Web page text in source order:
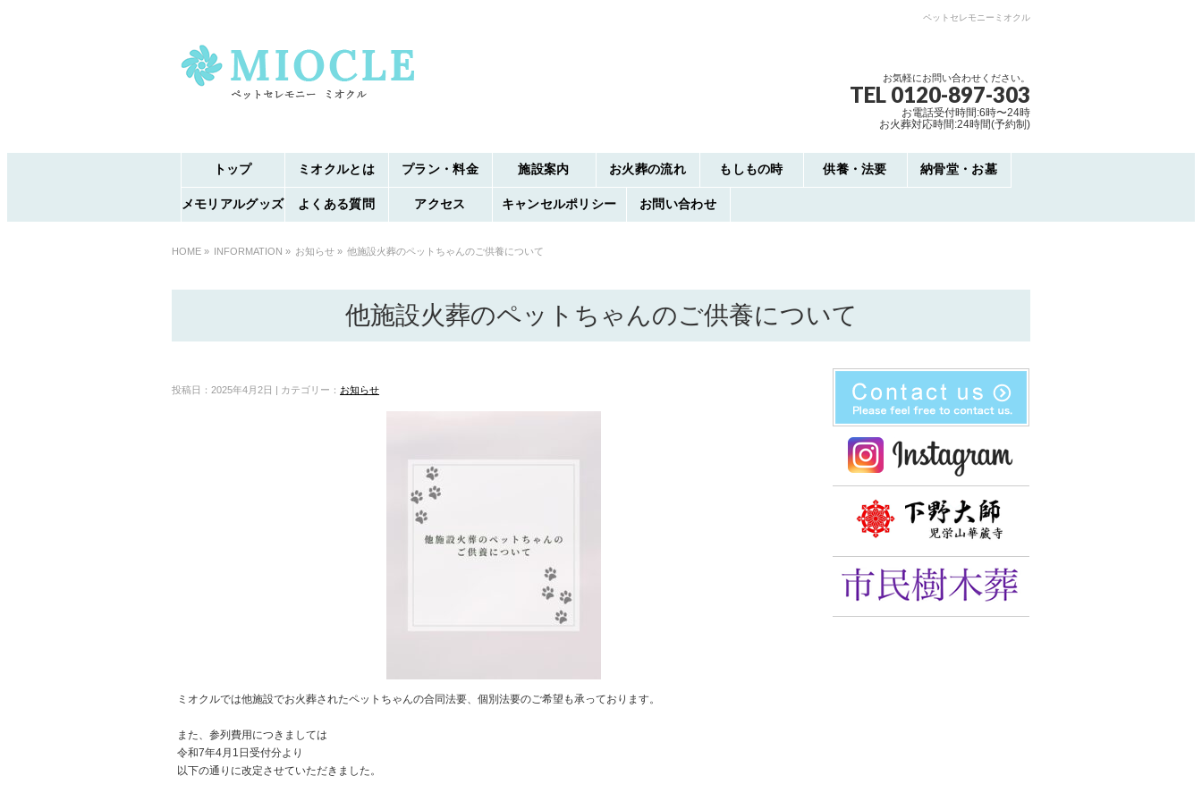
ペットセレモニーミオクル
お気軽にお問い合わせください。
TEL 0120-897-303
お電話受付時間:6時〜24時
お火葬対応時間:24時間(予約制)
トップ ミオクルとは プラン・料金 施設案内 お火葬の流れ もしもの時 供養・法要 納骨堂・お墓
メモリアルグッズ よくある質問 アクセス キャンセルポリシー お問い合わせ
HOME » INFORMATION » お知らせ » 他施設火葬のペットちゃんのご供養について
他施設火葬のペットちゃんのご供養について
投稿日：2025年4月2日 | カテゴリー： お知らせ
ミオクルでは他施設でお火葬されたペットちゃんの合同法要、個別法要のご希望も承っております。
また、参列費用につきましては
令和7年4月1日受付分より
以下の通りに改定させていただきました。